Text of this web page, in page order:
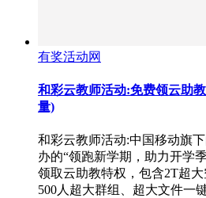
有奖活动网
和彩云教师活动:免费领云助
量)
和彩云教师活动:中国移动旗
办的“领跑新学期，助力开学
领取云助教特权，包含2T超大
500人超大群组、超大文件一